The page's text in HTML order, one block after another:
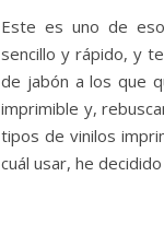
Este es uno de
sencillo y rápido, y
de jabón a los que
imprimible y,
tipos de vinilos
cuál usar, he